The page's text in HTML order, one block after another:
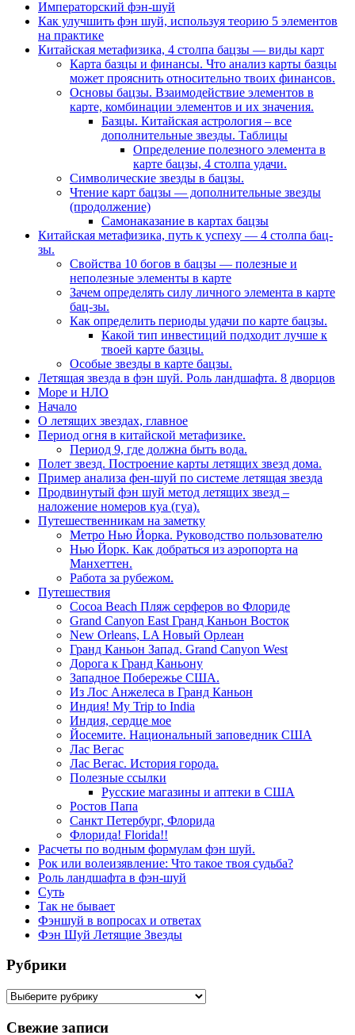
Императорский фэн-шуй
Как улучшить фэн шуй, используя теорию 5 элементов
на практике
Китайская метафизика, 4 столпа бацзы — виды карт
Карта базцы и финансы. Что анализ карты базцы
может прояснить относительно твоих финансов.
Основы бацзы. Взаимодействие элементов в
карте, комбинации элементов и их значения.
Базцы. Китайская астрология – все
дополнительные звезды. Таблицы
Определение полезного элемента в
карте бацзы, 4 столпа удачи.
Символические звезды в бацзы.
Чтение карт бацзы — дополнительные звезды
(продолжение)
Самонаказание в картах бацзы
Китайская метафизика, путь к успеху — 4 столпа бац-
зы.
Свойства 10 богов в бацзы — полезные и
неполезные элементы в карте
Зачем определять силу личного элемента в карте
бац-зы.
Как определить периоды удачи по карте бацзы.
Какой тип инвестиций подходит лучше к
твоей карте базцы.
Особые звезды в карте бацзы.
Летящая звезда в фэн шуй. Роль ландшафта. 8 дворцов
Море и НЛО
Начало
О летящих звездах, главное
Период огня в китайской метафизике.
Период 9, где должна быть вода.
Полет звезд. Построение карты летящих звезд дома.
Пример анализа фен-шуй по системе летящая звезда
Продвинутый фэн шуй метод летящих звезд –
наложение номеров куа (гуа).
Путешественникам на заметку
Метро Нью Йорка. Руководство пользователю
Нью Йорк. Как добраться из аэропорта на
Манхеттен.
Работа за рубежом.
Путешествия
Cocoa Beach Пляж серферов во Флориде
Grand Canyon East Гранд Каньон Восток
New Orleans, LA Новый Орлеан
Гранд Каньон Запад. Grand Canyon West
Дорога к Гранд Каньону
Западное Побережье США.
Из Лос Анжелеса в Гранд Каньон
Индия! My Trip to India
Индия, сердце мое
Йосемите. Национальный заповедник США
Лас Вегас
Лас Вегас. История города.
Полезные ссылки
Русские магазины и аптеки в США
Ростов Папа
Санкт Петербург, Флорида
Флорида! Florida!!
Расчеты по водным формулам фэн шуй.
Рок или волеизявление: Что такое твоя судьба?
Роль ландшафта в фэн-шуй
Суть
Так не бывает
Фэншуй в вопросах и ответах
Фэн Шуй Летящие Звезды
Рубрики
Рубрики
Свежие записи